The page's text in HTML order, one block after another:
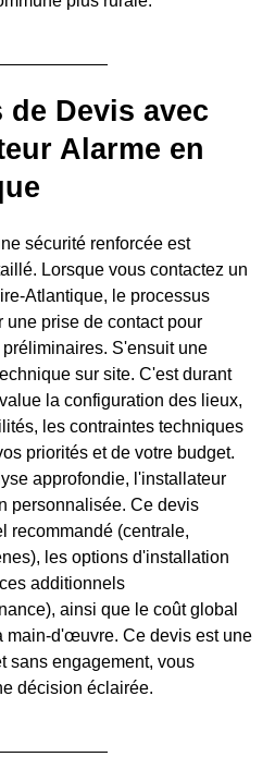
Devis avec
Alarme en
sécurité renforcée est
Lorsque vous contactez un
Atlantique, le processus
prise de contact pour
S'ensuit une
sur site. C'est durant
la configuration des lieux,
les contraintes techniques
priorités et de votre budget.
approfondie, l'installateur
personnalisée. Ce devis
recommandé (centrale,
les options d'installation
additionnels
ainsi que le coût global
main-d'œuvre. Ce devis est une
sans engagement, vous
décision éclairée.